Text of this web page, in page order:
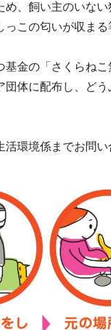
、飼い主のいな
この匂いが収ま
金の「さくらね
体に配布し、ど
環境係までお問い